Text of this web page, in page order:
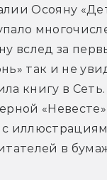
Осояну
вслед за
так и не
книгу в
в